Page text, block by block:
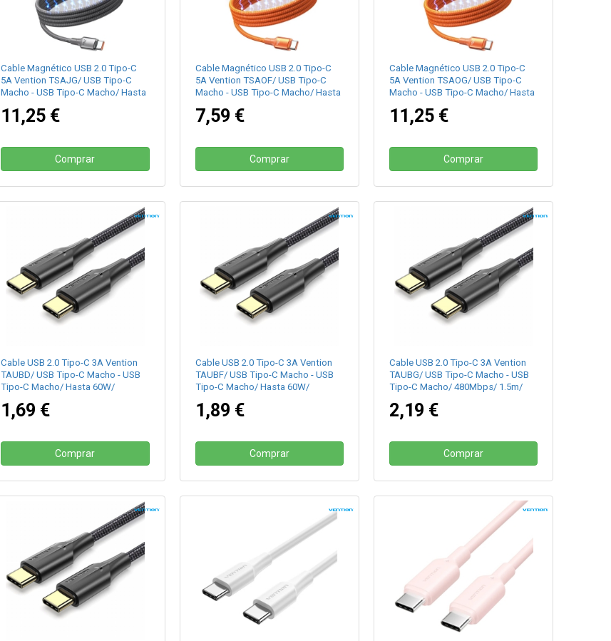
Cable Magnético USB 2.0 Tipo-C
5A Vention TSAJG/ USB Tipo-C
Macho - USB Tipo-C Macho/ Hasta
11,25 €
Comprar
Cable Magnético USB 2.0 Tipo-C
5A Vention TSAOF/ USB Tipo-C
Macho - USB Tipo-C Macho/ Hasta
7,59 €
Comprar
Cable Magnético USB 2.0 Tipo-C
5A Vention TSAOG/ USB Tipo-C
Macho - USB Tipo-C Macho/ Hasta
11,25 €
Comprar
Cable USB 2.0 Tipo-C 3A Vention
TAUBD/ USB Tipo-C Macho - USB
Tipo-C Macho/ Hasta 60W/
1,69 €
Comprar
Cable USB 2.0 Tipo-C 3A Vention
TAUBF/ USB Tipo-C Macho - USB
Tipo-C Macho/ Hasta 60W/
1,89 €
Comprar
Cable USB 2.0 Tipo-C 3A Vention
TAUBG/ USB Tipo-C Macho - USB
Tipo-C Macho/ 480Mbps/ 1.5m/
2,19 €
Comprar